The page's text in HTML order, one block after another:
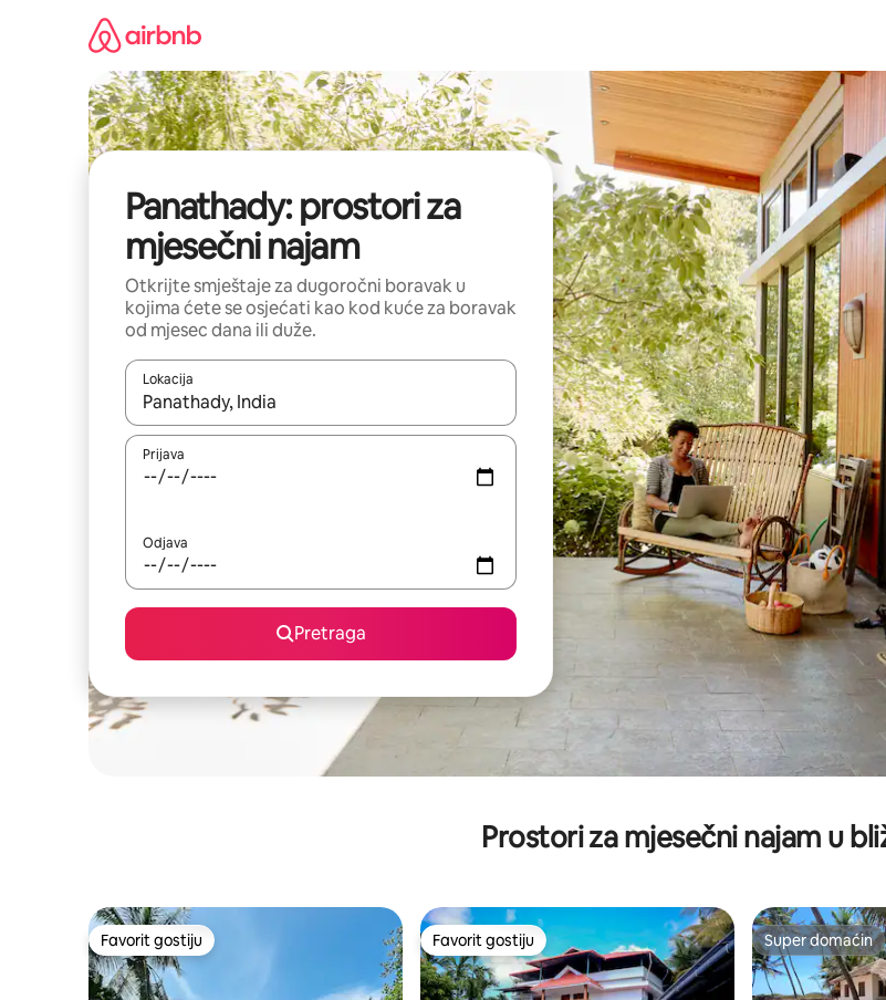
Panathady: prostori za
mjesečni najam
Otkrijte smještaje za dugoročni boravak u
kojima ćete se osjećati kao kod kuće za boravak
od mjesec dana ili duže.
Lokacija
Kad su rezultati dostupni, možete da se krećete kroz njih pomoću strelica nagore i nadolje, kao i da ih
Prijava
Odjava
Pretraga
Prostori za mjesečni najam u
Favorit gostiju
Favorit gostiju Favorit gostiju
Favorit gostiju Super domaćin
Super domaćin